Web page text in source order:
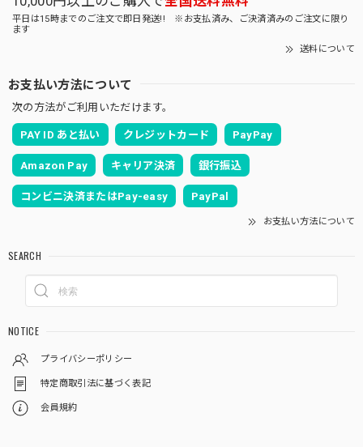
平日は15時までのご注文で即日発送!! ※お支払済み、ご決済済みのご注文に限り
ます
送料について
お支払い方法について
次の方法がご利用いただけます。
PAY ID あと払い クレジットカード PayPay
Amazon Pay キャリア決済 銀行振込
コンビニ決済またはPay-easy PayPal
お支払い方法について
SEARCH
NOTICE
プライバシーポリシー
特定商取引法に基づく表記
会員規約